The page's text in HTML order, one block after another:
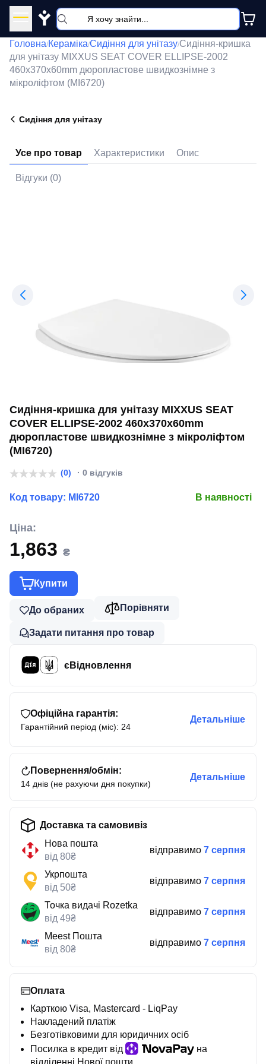
Y
Головна/Кераміка/Сидіння для унітазу/Сидіння-кришка
для унітазу MIXXUS SEAT COVER ELLIPSE-2002
460х370х60mm дюропластове швидкознімне з
мікроліфтом (MI6720)
Сидіння для унітазу
Усе про товар Характеристики Опис
Відгуки (0)
Сидіння-кришка для унітазу MIXXUS SEAT
COVER ELLIPSE-2002 460х370х60mm
дюропластове швидкознімне з мікроліфтом
(MI6720)
(0) · 0 відгуків
Код товару: MI6720 В наявності
Ціна:
1,863 ₴
Купити
До обраних Порівняти
Задати питання про товар
єВідновлення
Офіційна гарантія:
Гарантійний період (міс): 24
Детальніше
Повернення/обмін:
14 днів (не рахуючи дня покупки)
Детальніше
Доставка та самовивіз
Нова пошта
від 80₴
відправимо 7 серпня
Укрпошта
від 50₴
відправимо 7 серпня
Точка видачі Rozetka
від 49₴
відправимо 7 серпня
Meest Пошта
від 80₴
відправимо 7 серпня
Оплата
Карткою Visa, Mastercard - LiqPay
Накладений платіж
Безготівковими для юридичних осіб
Посилка в кредит від
на
відділенні Нової пошти